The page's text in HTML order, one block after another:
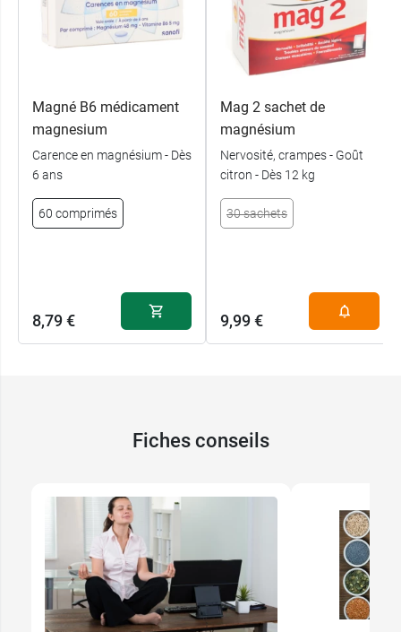
Magné B6 médicament
magnesium
Carence en magnésium - Dès
6 ans
60 comprimés
8,79 €
Mag 2 sachet de
magnésium
Nervosité, crampes - Goût
citron - Dès 12 kg
30 sachets
9,99 €
Fiches conseils